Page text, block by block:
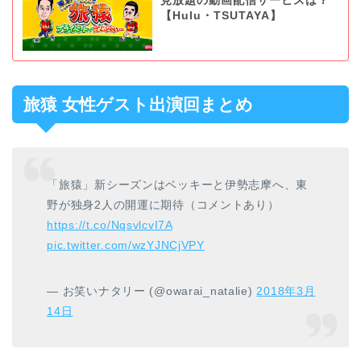
【Hulu・TSUTAYA】
旅猿 女性ゲスト出演回まとめ
「旅猿」新シーズンはベッキーと伊勢志摩へ、東
野が独身2人の開運に期待（コメントあり）
https://t.co/NqsvlcvI7A
pic.twitter.com/wzYJNCjVPY
— お笑いナタリー (@owarai_natalie) 2018年3月
14日